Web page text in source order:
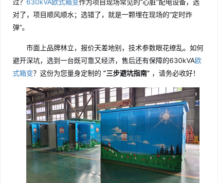
对了，项目顺风顺水；选错了，就是一颗埋在现场的“定时炸
弹”。
市面上品牌林立，报价天差地别，技术参数眼花缭乱。如何
避开深坑，选到一台既可靠又经济，售后还有保障的630kVA欧
式箱变？这份为您量身定制的 “三步避坑指南” ，请务必收好！